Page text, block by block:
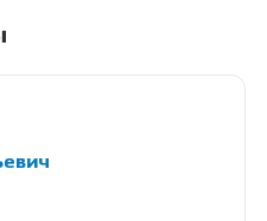
подростковая
навыки: лечение под
лечение под
приему,